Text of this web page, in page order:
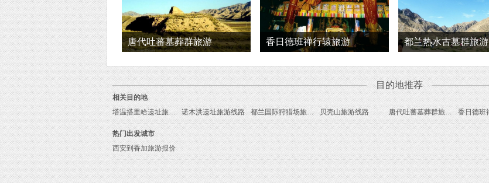
唐代吐蕃墓葬群旅游 香日德班禅行辕旅游 都兰热水古墓群旅游
目的地推荐
相关目的地
塔温搭里哈遗址旅游线路
诺木洪遗址旅游线路 都兰国际狩猎场旅游线路 贝壳山旅游线路 唐代吐蕃墓葬群旅游线路
热门出发城市
西安到香加旅游报价